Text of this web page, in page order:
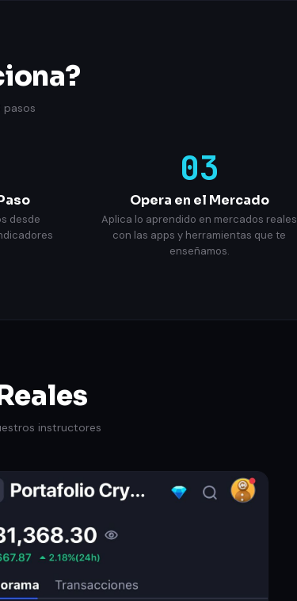
pasos
desde
03
Opera en el Mercado
Aplica lo aprendido en mercados reales
con las apps y herramientas que te
enseñamos.
instructores